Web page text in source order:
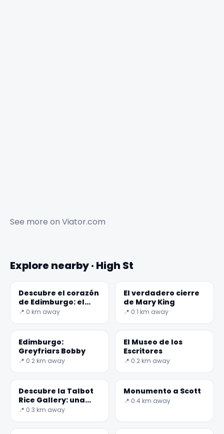
See more on Viator.com
Explore nearby · High St
Descubre el corazón
de Edimburgo: el
Heart of Midlothian
📍 0 km away
El verdadero cierre
de Mary King
📍 0.1 km away
Edimburgo:
Greyfriars Bobby
📍 0.2 km away
El Museo de los
Escritores
📍 0.2 km away
Descubre la Talbot
Rice Gallery: una
joya cultural de
📍 0.3 km away
Monumento a Scott
📍 0.4 km away
✕